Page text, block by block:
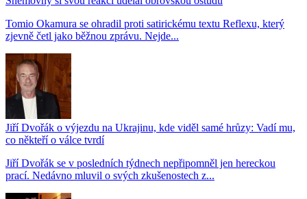
Tomio Okamura se ohradil proti satirickému textu Reflexu, který
zjevně četl jako běžnou zprávu. Nejde...
Jiří Dvořák o výjezdu na Ukrajinu, kde viděl samé hrůzy: Vadí mu,
co někteří o válce tvrdí
Jiří Dvořák se v posledních týdnech nepřipomněl jen hereckou
prací. Nedávno mluvil o svých zkušenostech z...